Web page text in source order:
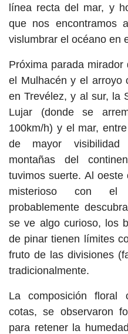
línea recta del mar, y
que nos encontramos
vislumbrar el océano en
Próxima parada
el Mulhacén y el arroyo
en Trevélez, y al sur, la
Lujar (donde se
100km/h) y el mar,
de mayor visibilidad
montañas del
tuvimos suerte. Al
misterioso con el
probablemente
se ve algo curioso, los
de pinar tienen límites
fruto de las divisiones
tradicionalmente.
La composición floral
cotas, se observaron
para retener la